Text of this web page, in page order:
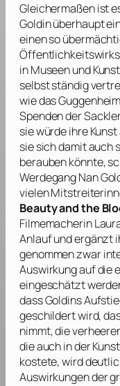
Gleichermaßen ist
Goldinüberhaupt
einen so
in Museen und
selbst ständig
wie das
Spenden der
sie würde ihre
sie sich damit auch
berauben könnte,
WerdegangNan
vielen
Beauty and the
Filmemacherin
Anlauf und ergänzt
genommen zwar
Auswirkung auf die
eingeschätzt
dassGoldins
geschildert wird,
nimmt, die
die auch in der
kostete, wird
Auswirkungen der